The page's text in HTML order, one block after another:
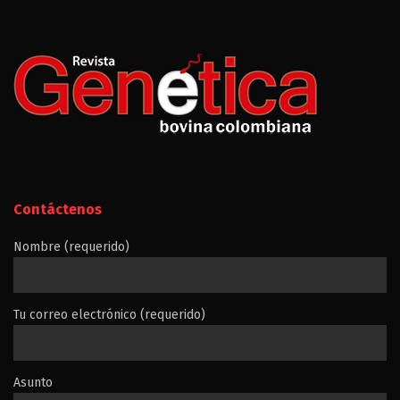
Contáctenos
Nombre (requerido)
Tu correo electrónico (requerido)
Asunto